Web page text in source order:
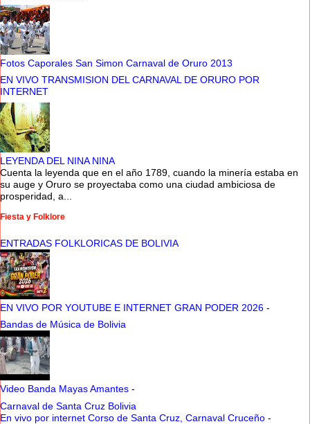
Fotos Caporales San Simon Carnaval de Oruro 2013
EN VIVO TRANSMISION DEL CARNAVAL DE ORURO POR
INTERNET
LEYENDA DEL NINA NINA
Cuenta la leyenda que en el año 1789, cuando la minería estaba en
su auge y Oruro se proyectaba como una ciudad ambiciosa de
prosperidad, a...
Fiesta y Folklore
ENTRADAS FOLKLORICAS DE BOLIVIA
EN VIVO POR YOUTUBE E INTERNET GRAN PODER 2026 -
Bandas de Música de Bolivia
Video Banda Mayas Amantes -
Carnaval de Santa Cruz Bolivia
En vivo por internet Corso de Santa Cruz, Carnaval Cruceño -